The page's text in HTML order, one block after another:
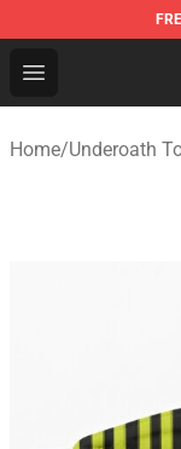
Open menu
Underoath
Home/Underoath